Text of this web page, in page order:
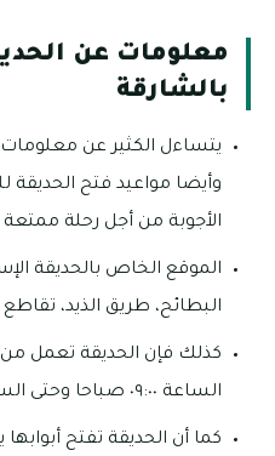
معلومات عن
بالشارقة
يتساءل الكثير عن
وأيضا مواعيد فتح الحديقة
الأجوبة من أجل رحلة
الموقع الخاص بالحديقة
البطائح، طريق الذيد، تقاطع
كذلك فإن الحديقة تعمل
الساعة ٠٩:٠٠ صباحا وحتى الساعة ٠٥:٣٠ عصرا.
كما أن الحديقة تفتح